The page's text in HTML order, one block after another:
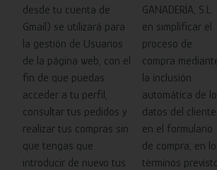
desde tu cuenta de
Gmail) se utilizará para
la gestión de Usuarios
de la página web, con el
fin de que puedas
acceder a tu perfil,
consultar tus pedidos y
realizar tus compras sin
que tengas que
introducir de nuevo tus
GANADERÍA, S.L.
en simplificar el
proceso de
compra
la inclusión
automática de
datos del cliente
en el formulario
de compra, en
términos